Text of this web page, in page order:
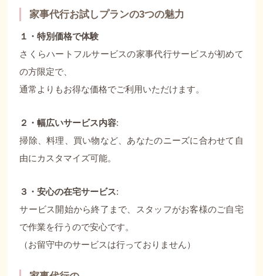
家事代行お試しプランの3つの魅力
１・特別価格で体験
さくらハートフルサービスの家事代行サービスが初めて
の方限定で、
通常よりもお得な価格でご利用いただけます。
２・幅広いサービス内容:
掃除、料理、買い物など、あなたのニーズに合わせて自
由にカスタマイズ可能。
３・安心の在宅サービス:
サービス開始から終了まで、スタッフがお客様のご自宅
で作業を行うので安心です。
（お留守中のサービスは行っておりません）